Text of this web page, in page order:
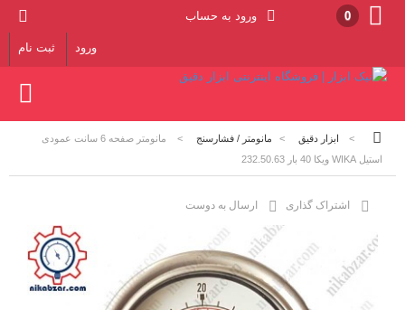
0 ورود به حساب
ورود ثبت نام
> ابزار دقیق > مانومتر / فشارسنج >
مانومتر صفحه 6 سانت عمودی
استیل WIKA ویکا 40 بار 232.50.63
اشتراک گذاری ارسال به دوست